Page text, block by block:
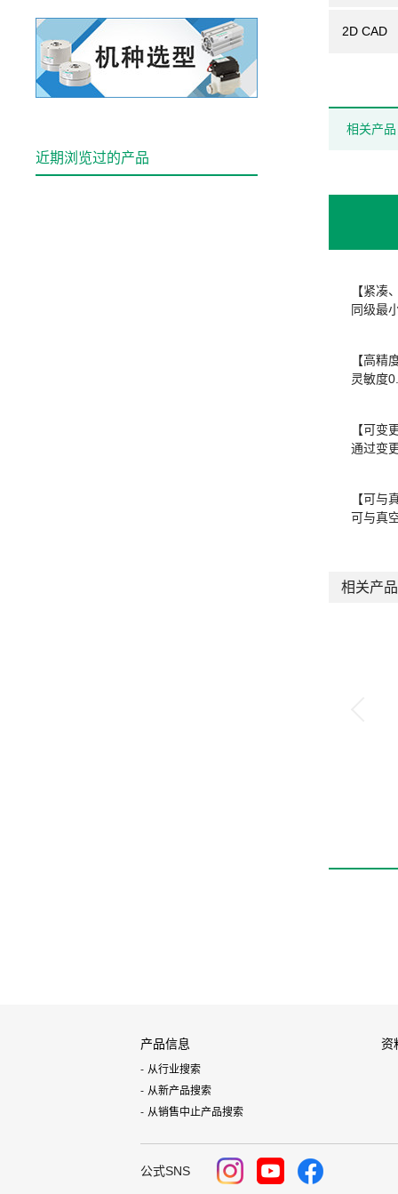
2D CAD
相关产品
【紧凑
同级最
【高精
灵敏度
【可变
通过变
【可与
可与真
相关产品
近期浏览过的产品
产品信息
从行业搜索
从新产品搜索
从销售中止产品搜索
资
公式SNS